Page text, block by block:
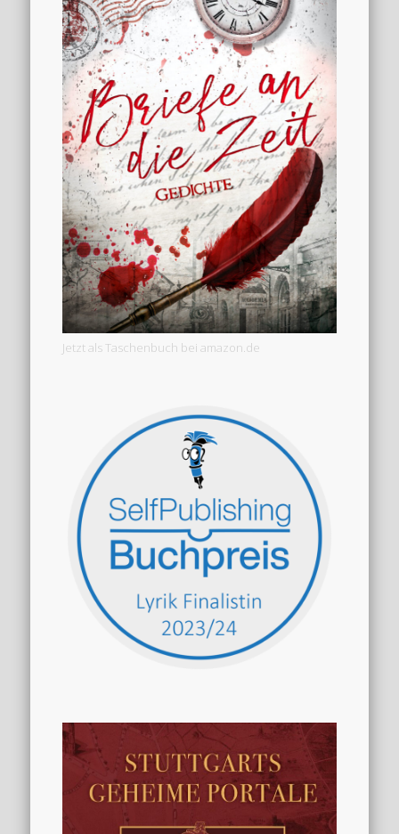
Jetzt als Taschenbuch bei amazon.de